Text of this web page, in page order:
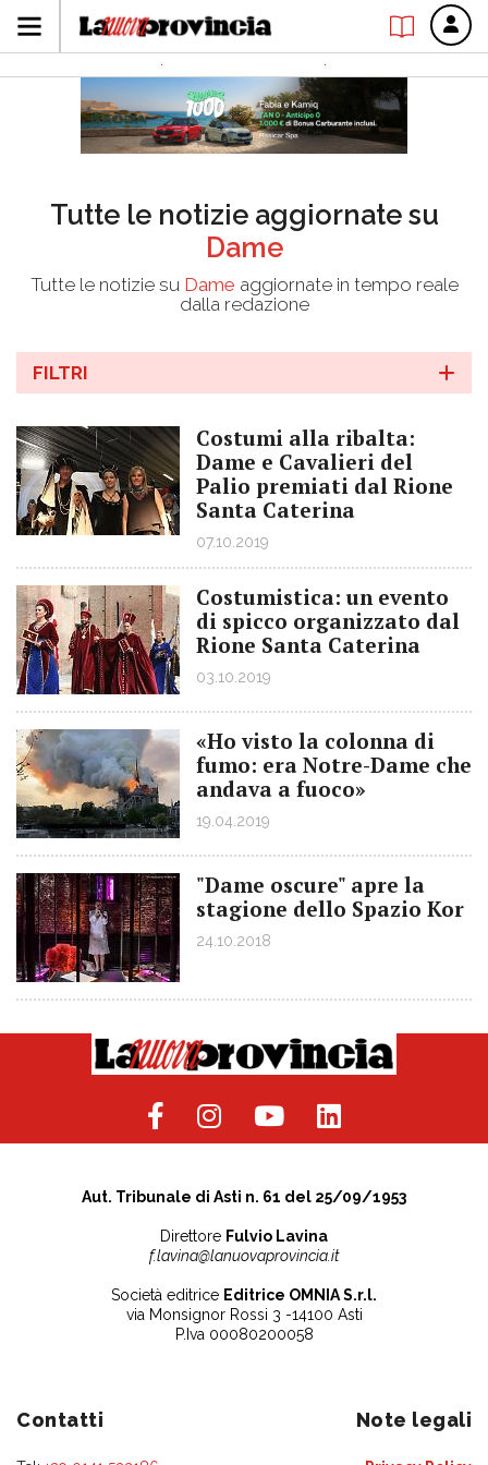
Tutte le notizie aggiornate su
Dame
Tutte le notizie su Dame aggiornate in tempo reale
dalla redazione
FILTRI
Costumi alla ribalta:
Dame e Cavalieri del
Palio premiati dal Rione
Santa Caterina
07.10.2019
Costumistica: un evento
di spicco organizzato dal
Rione Santa Caterina
03.10.2019
«Ho visto la colonna di
fumo: era Notre-Dame che
andava a fuoco»
19.04.2019
"Dame oscure" apre la
stagione dello Spazio Kor
24.10.2018
Aut. Tribunale di Asti n. 61 del 25/09/1953
Direttore Fulvio Lavina
f.lavina@lanuovaprovincia.it
Società editrice Editrice OMNIA S.r.l.
via Monsignor Rossi 3 -14100 Asti
P.Iva 00080200058
Contatti Note legali